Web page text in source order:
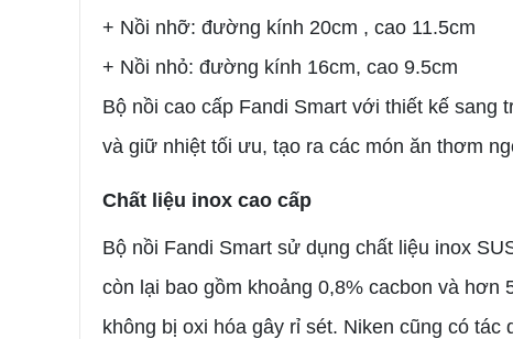
+ Nồi nhỡ: đường kính 20cm , cao 11.5cm
+ Nồi nhỏ: đường kính 16cm, cao 9.5cm
Bộ nồi cao cấp Fandi Smart với thiết kế sang
và giữ nhiệt tối ưu, tạo ra các món ăn thơm
Chất liệu inox cao cấp
Bộ nồi Fandi Smart sử dụng chất liệu inox
còn lại bao gồm khoảng 0,8% cacbon và hơn
không bị oxi hóa gây rỉ sét. Niken cũng có